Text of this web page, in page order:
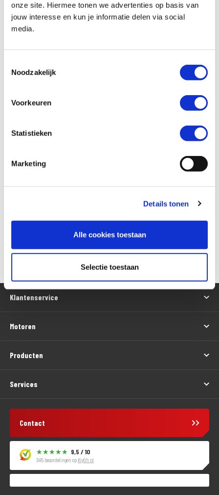
onze site. Hiermee tonen we advertenties op basis van
jouw interesse en kun je informatie delen via social
media.
Noodzakelijk
Voorkeuren
Statistieken
Marketing
Details tonen
Alle cookies toestaan
Selectie toestaan
Wil je een financieringsaanbod *
Versturen
Klantenservice
Motoren
Producten
Services
Contact
9,5 / 10
3415 beoordelingen op KiyOh.nl